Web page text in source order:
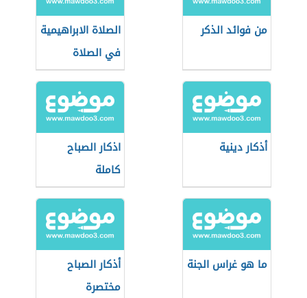
من فوائد الذكر
الصلاة الابراهيمية
في الصلاة
أذكار دينية
اذكار الصباح
كاملة
ما هو غراس الجنة
أذكار الصباح
مختصرة